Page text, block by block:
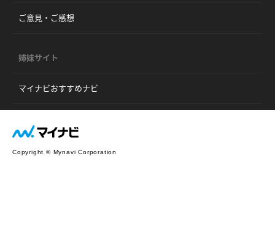
ご意見・ご感想
姉妹サイト
マイナビおすすめナビ
Copyright © Mynavi Corporation